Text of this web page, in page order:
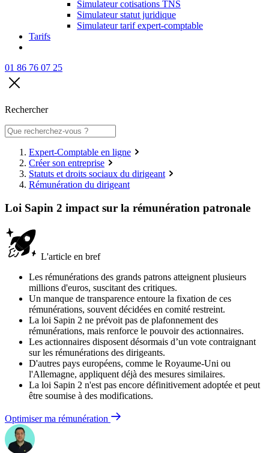
Simulateur cotisations TNS
Simulateur statut juridique
Simulateur tarif expert-comptable
Tarifs
01 86 76 07 25
Rechercher
Expert-Comptable en ligne
Créer son entreprise
Statuts et droits sociaux du dirigeant
Rémunération du dirigeant
Loi Sapin 2 impact sur la rémunération patronale
L'article en bref
Les rémunérations des grands patrons atteignent plusieurs
millions d'euros, suscitant des critiques.
Un manque de transparence entoure la fixation de ces
rémunérations, souvent décidées en comité restreint.
La loi Sapin 2 ne prévoit pas de plafonnement des
rémunérations, mais renforce le pouvoir des actionnaires.
Les actionnaires disposent désormais d’un vote contraignant
sur les rémunérations des dirigeants.
D'autres pays européens, comme le Royaume-Uni ou
l'Allemagne, appliquent déjà des mesures similaires.
La loi Sapin 2 n'est pas encore définitivement adoptée et peut
être soumise à des modifications.
Optimiser ma rémunération